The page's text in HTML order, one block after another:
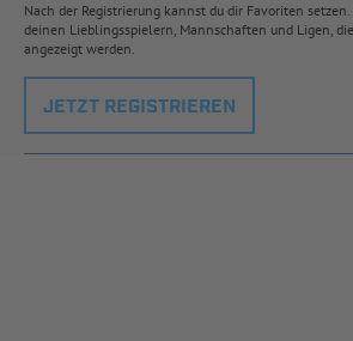
Nach der Registrierung kannst du dir Favoriten
deinen Lieblingsspielern, Mannschaften und Ligen,
angezeigt werden.
JETZT REGISTRIEREN